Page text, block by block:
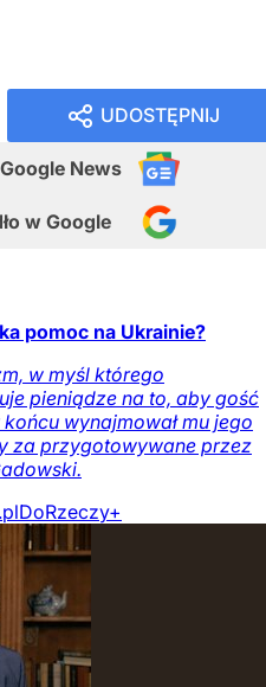
UDOSTĘPNIJ
Google News
w Google
pomoc na Ukrainie?
w myśl którego
pieniądze na to, aby gość
wynajmował mu jego
za przygotowywane przez
DoRzeczy+